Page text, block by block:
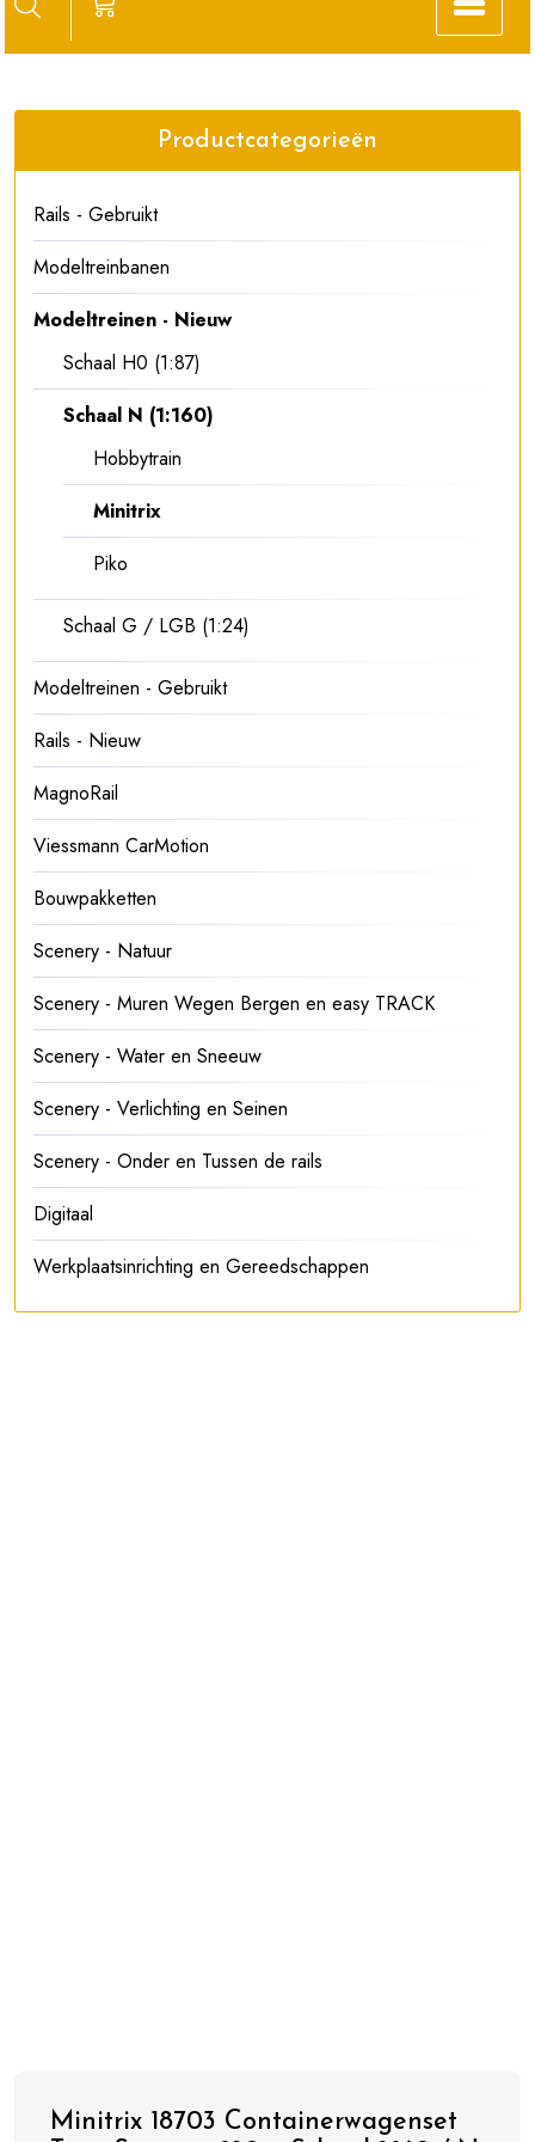
Minitrix 18703 Containerwagenset
Productcategorieën
Rails - Gebruikt
Modeltreinbanen
Modeltreinen - Nieuw
Schaal H0 (1:87)
Schaal N (1:160)
Hobbytrain
Minitrix
Piko
Schaal G / LGB (1:24)
Modeltreinen - Gebruikt
Rails - Nieuw
MagnoRail
Viessmann CarMotion
Bouwpakketten
Scenery - Natuur
Scenery - Muren Wegen Bergen en easy TRACK
Scenery - Water en Sneeuw
Scenery - Verlichting en Seinen
Scenery - Onder en Tussen de rails
Digitaal
Werkplaatsinrichting en Gereedschappen